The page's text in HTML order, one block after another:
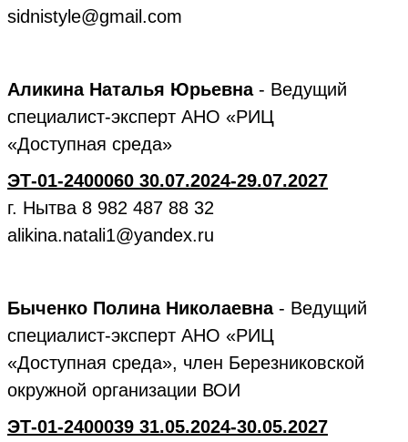
sidnistyle@gmail.com
Аликина Наталья Юрьевна- Ведущий
специалист-эксперт АНО «РИЦ
«Доступная среда»
ЭТ-01-2400060 30.07.2024-29.07.2027
г. Нытва 8 982 487 88 32
alikina.natali1@yandex.ru
Быченко Полина Николаевна- Ведущий
специалист-эксперт АНО «РИЦ
«Доступная среда», член Березниковской
окружной организации ВОИ
ЭТ-01-2400039 31.05.2024-30.05.2027